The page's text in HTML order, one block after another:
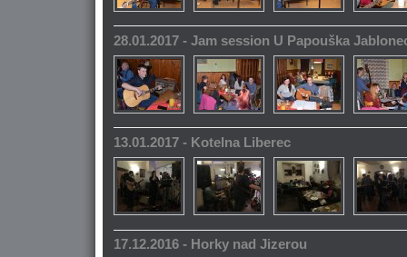
28.01.2017 - Jam session U Papouška
13.01.2017 - Kotelna Liberec
17.12.2016 - Horky nad Jizerou